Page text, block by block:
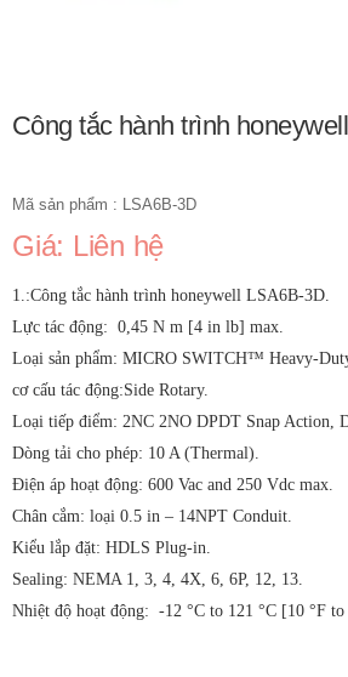
Công tắc hành trình
Mã sản phẩm : LSA6B-3D
Giá: Liên hệ
1.:Công tắc hành trình honeywell LSA6B-3D.
Lực tác động: 0,45 N m [4 in lb] max.
Loại sản phẩm: MICRO SWITCH™ Heavy-
cơ cấu tác động:Side Rotary.
Loại tiếp điểm: 2NC 2NO DPDT Snap Action,
Dòng tải cho phép: 10 A (Thermal).
Điện áp hoạt động: 600 Vac and 250 Vdc max.
Chân cắm: loại 0.5 in – 14NPT Conduit.
Kiểu lắp đặt: HDLS Plug-in.
Sealing: NEMA 1, 3, 4, 4X, 6, 6P, 12, 13.
Nhiệt độ hoạt động: -12 °C to 121 °C [10 °F to